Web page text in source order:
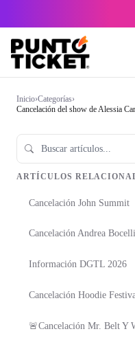
Inicio›Categorías›
Cancelación del show de Alessia
ARTÍCULOS
Cancelación John Summit
Cancelación Andrea Bocelli
Información DGTL 2026
Cancelación Hoodie
🚨Cancelación Mr. Belt Y